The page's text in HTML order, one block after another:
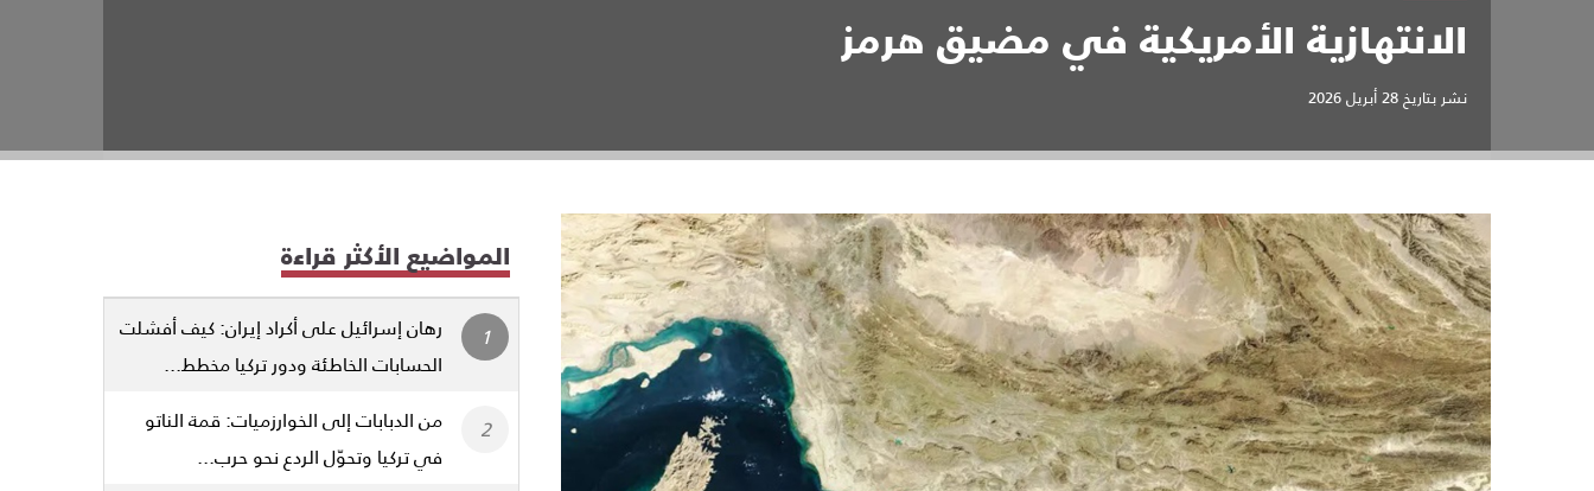
الانتهازية الأمريكية في مضيق هرمز
نشر بتاريخ28 أبريل 2026
المواضيع الأكثر قراءة
رهان إسرائيل على أكراد إيران: كيف أفشلت
الحسابات الخاطئة ودور تركيا مخطط...
من الدبابات إلى الخوارزميات: قمة الناتو
في تركيا وتحوّل الردع نحو حرب...